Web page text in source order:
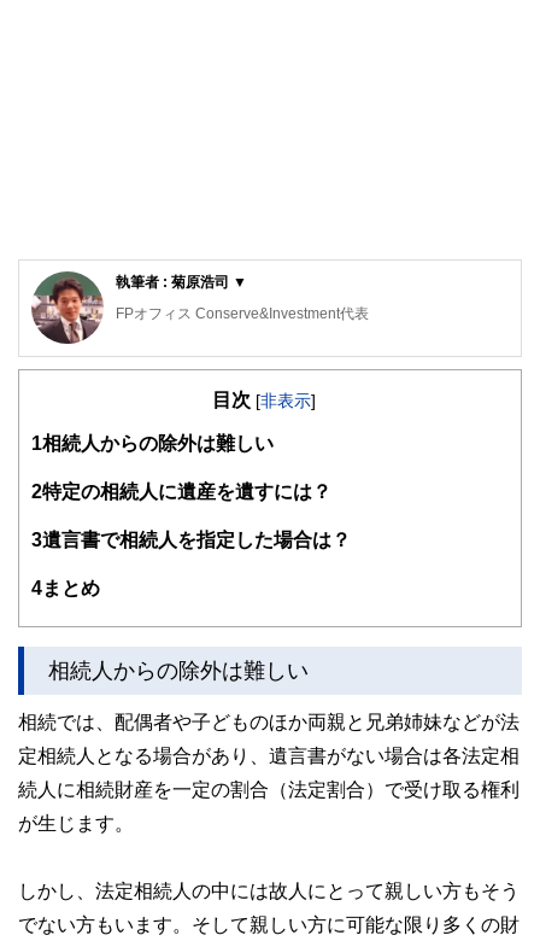
執筆者 : 菊原浩司 ▼
FPオフィス Conserve&Investment代表
2級ファイナンシャルプランニング技能士、管理業務主任
画）→ Do（実行）→ Check（評価）→ Act（改善）のPDCA
特に人生で最も高額な買い物である不動産と各種保険は人生
資金計画やリスク管理の乱れは最終的に老後貧困・老後破た
んとして表れます。
目次 [非表示]
1 相続人からの除外は難しい
2特定の相続人に遺産を遺すには？
3遺言書で相続人を指定した場合は？
4まとめ
相続人からの除外は難しい
相続では、配偶者や子どものほか両親と兄弟姉妹などが法
定相続人となる場合があり、遺言書がない場合は各法定相
続人に相続財産を一定の割合（法定割合）で受け取る権利
が生じます。
しかし、法定相続人の中には故人にとって親しい方もそう
でない方もいます。そして親しい方に可能な限り多くの財